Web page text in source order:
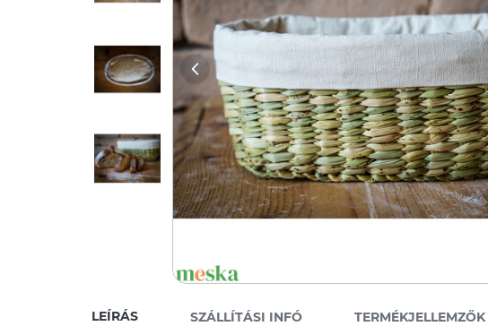
LEÍRÁS SZÁLLÍTÁSI INFÓ TERMÉKJELLEMZŐK